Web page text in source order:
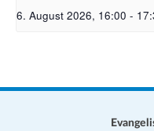
6. August 2026, 16:00 -